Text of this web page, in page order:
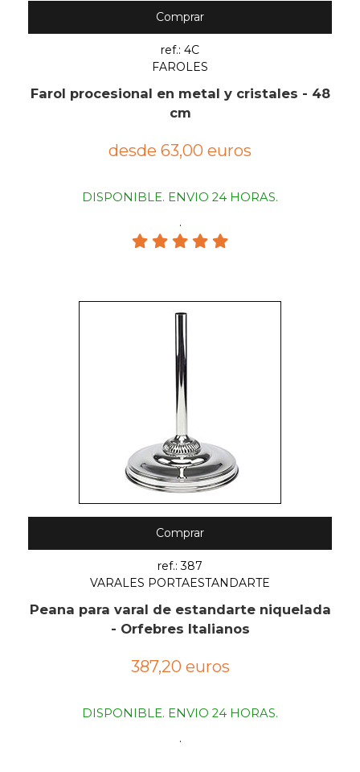
Comprar
ref.: 4C
FAROLES
Farol procesional en metal y cristales - 48
cm
desde 63,00 euros
DISPONIBLE. ENVIO 24 HORAS.
.
Comprar
ref.: 387
VARALES PORTAESTANDARTE
Peana para varal de estandarte niquelada
- Orfebres Italianos
387,20 euros
DISPONIBLE. ENVIO 24 HORAS.
.